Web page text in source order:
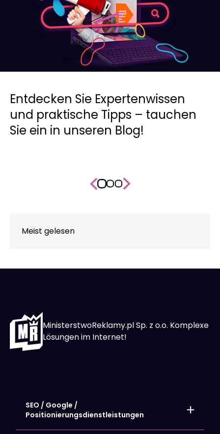
Entdecken Sie Expertenwissen
und praktische Tipps – tauchen
Sie ein in unseren Blog!
Meist gelesen
MinisterstwoReklamy.pl Sp. z o.o. Komplexe
Lösungen im Internet!
SEO / Google /
Positionierungsdienstleistungen